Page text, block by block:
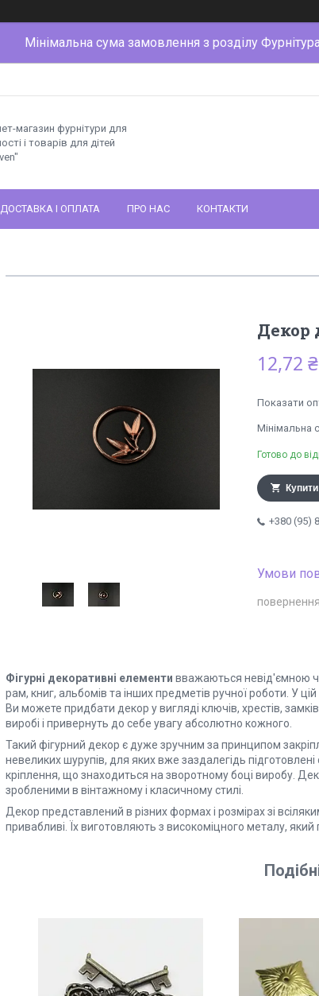
Мінімальна сума замовлення з розділу
магазин фурнітури для
і товарів для дітей
ДОСТАВКА І ОПЛАТА ПРО НАС КОНТАКТИ
Декор
12,72 ₴
Показати
Мінімальна
Готово до
Купити
+380 (95)
Фігурні декоративні елементи вважаються невід'ємною
рам, книг, альбомів та інших предметів ручної роботи. У цій
Ви можете придбати декор у вигляді ключів, хрестів,
виробі і привернуть до себе увагу абсолютно кожного.
Такий фігурний декор є дуже зручним за принципом
невеликих шурупів, для яких вже заздалегідь
кріплення, що знаходиться на зворотному боці виробу.
зробленими в вінтажному і класичному стилі.
Декор представлений в різних формах і розмірах зі
привабливі. Їх виготовляють з високоміцного металу,